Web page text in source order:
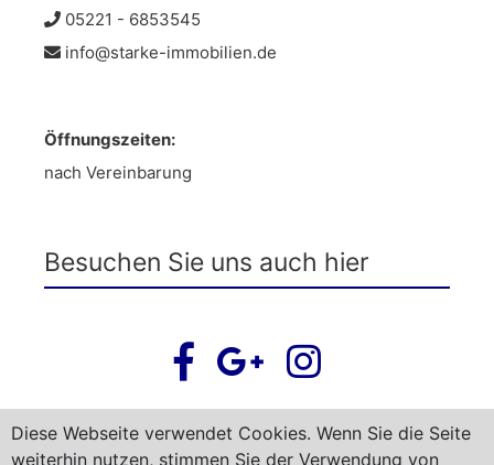
Diese Webseite verwendet Cookies. Wenn Sie die Seite
weiterhin nutzen, stimmen Sie der Verwendung von
05221 - 6853545
info@starke-immobilien.de
Öffnungszeiten:
nach Vereinbarung
Besuchen Sie uns auch hier